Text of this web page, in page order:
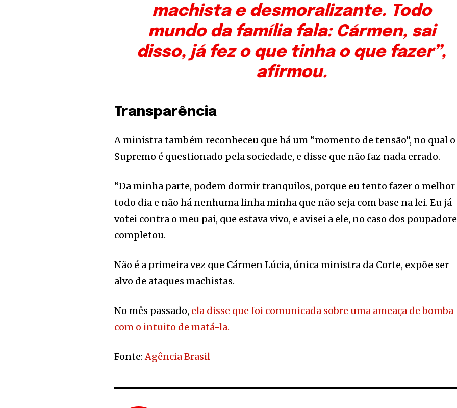
machista e desmoralizante. Todo
mundo da família fala: Cármen, sai
disso, já fez o que tinha o que fazer”,
afirmou.
Transparência
A ministra também reconheceu que há um “momento de tensão”, no qual o
Supremo é questionado pela sociedade, e disse que não faz nada errado.
“Da minha parte, podem dormir tranquilos, porque eu tento fazer o melhor
todo dia e não há nenhuma linha minha que não seja com base na lei. Eu já
votei contra o meu pai, que estava vivo, e avisei a ele, no caso dos
completou.
Não é a primeira vez que Cármen Lúcia, única ministra da Corte, expõe ser
alvo de ataques machistas.
No mês passado, ela disse que foi comunicada sobre uma ameaça de bomba
com o intuito de matá-la.
Fonte:Agência Brasil